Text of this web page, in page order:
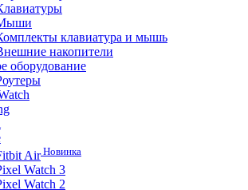
клавиатура и мышь
накопители
оборудование
AirНовинка
Watch 3
Watch 2